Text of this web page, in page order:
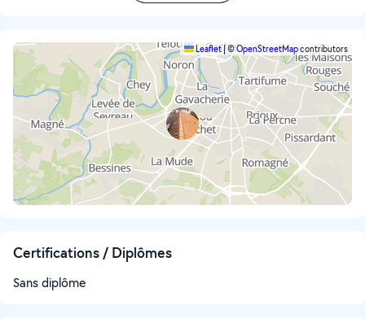
Leaflet |©OpenStreetMapcontributors
Certifications / Diplômes
Sans diplôme